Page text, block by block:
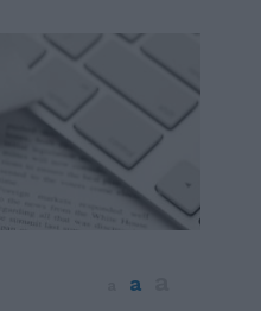
a